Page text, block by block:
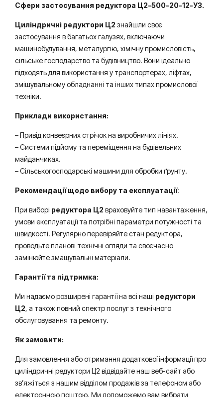
Сфери застосування редуктора Ц2-500-20-12-УЗ.
Циліндричні редуктори Ц2 знайшли своє
застосування в багатьох галузях, включаючи
машинобудування, металургію, хімічну промисловість,
сільське господарство та будівництво. Вони ідеально
підходять для використання у транспортерах, ліфтах,
змішувальному обладнанні та інших типах промислової
техніки.
Приклади використання:
– Привід конвеєрних стрічок на виробничих лініях.
– Системи підйому та переміщення на будівельних
майданчиках.
– Сільськогосподарські машини для обробки ґрунту.
Рекомендації щодо вибору та експлуатації:
При виборі редуктора Ц2 враховуйте тип навантаження,
умови експлуатації та потрібні параметри потужності та
швидкості. Регулярно перевіряйте стан редуктора,
проводьте планові технічні огляди та своєчасно
замінюйте змащувальні матеріали.
Гарантії та підтримка:
Ми надаємо розширені гарантії на всі наші редуктори
Ц2, а також повний спектр послуг з технічного
обслуговування та ремонту.
Як замовити:
Для замовлення або отримання додаткової інформації про
циліндричні редуктори Ц2 відвідайте наш веб-сайт або
зв’яжіться з нашим відділом продажів за телефоном або
електронною поштою. Ми допоможемо вам вибрати